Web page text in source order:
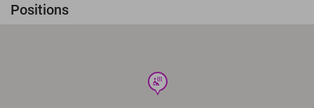
Positions
wellness